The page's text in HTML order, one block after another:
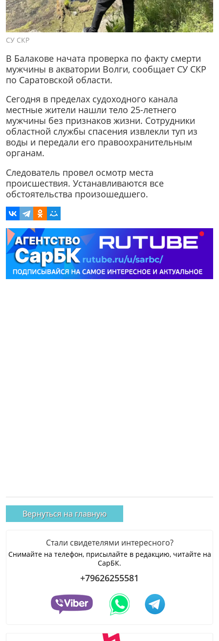
СУ СКР
В Балакове начата проверка по факту смерти
мужчины в акватории Волги, сообщает СУ СКР
по Саратовской области.
Сегодня в пределах судоходного канала
местные жители нашли тело 25-летнего
мужчины без признаков жизни. Сотрудники
областной службы спасения извлекли туп из
воды и передали его правоохранительным
органам.
Следователь провел осмотр места
происшествия. Устанавливаются все
обстоятельства произошедшего.
Вернуться на главную
Стали свидетелями интересного?
Снимайте на телефон, присылайте в редакцию, читайте на
СарБК.
+79626255581